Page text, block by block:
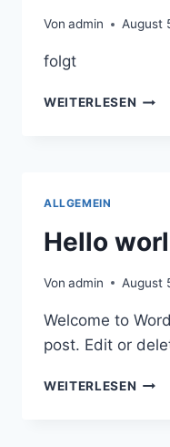
Von admin August
folgt
WEITERLESEN
ALLGEMEIN
Hello
Von admin August
Welcome to
post. Edit or
WEITERLESEN